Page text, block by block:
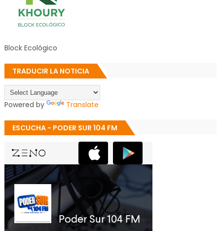
Block Ecológico
TRADUCIR LA NOTICIA
Powered by Translate
ESCUCHA - PODER SUR 104 FM